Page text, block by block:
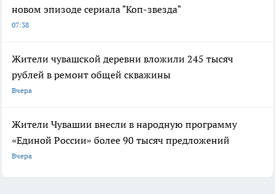
новом эпизоде сериала "Коп-звезда"
07:38
Жители чувашской деревни вложили 245 тысяч
рублей в ремонт общей скважины
Вчера
Жители Чувашии внесли в народную программу
«Единой России» более 90 тысяч предложений
Вчера